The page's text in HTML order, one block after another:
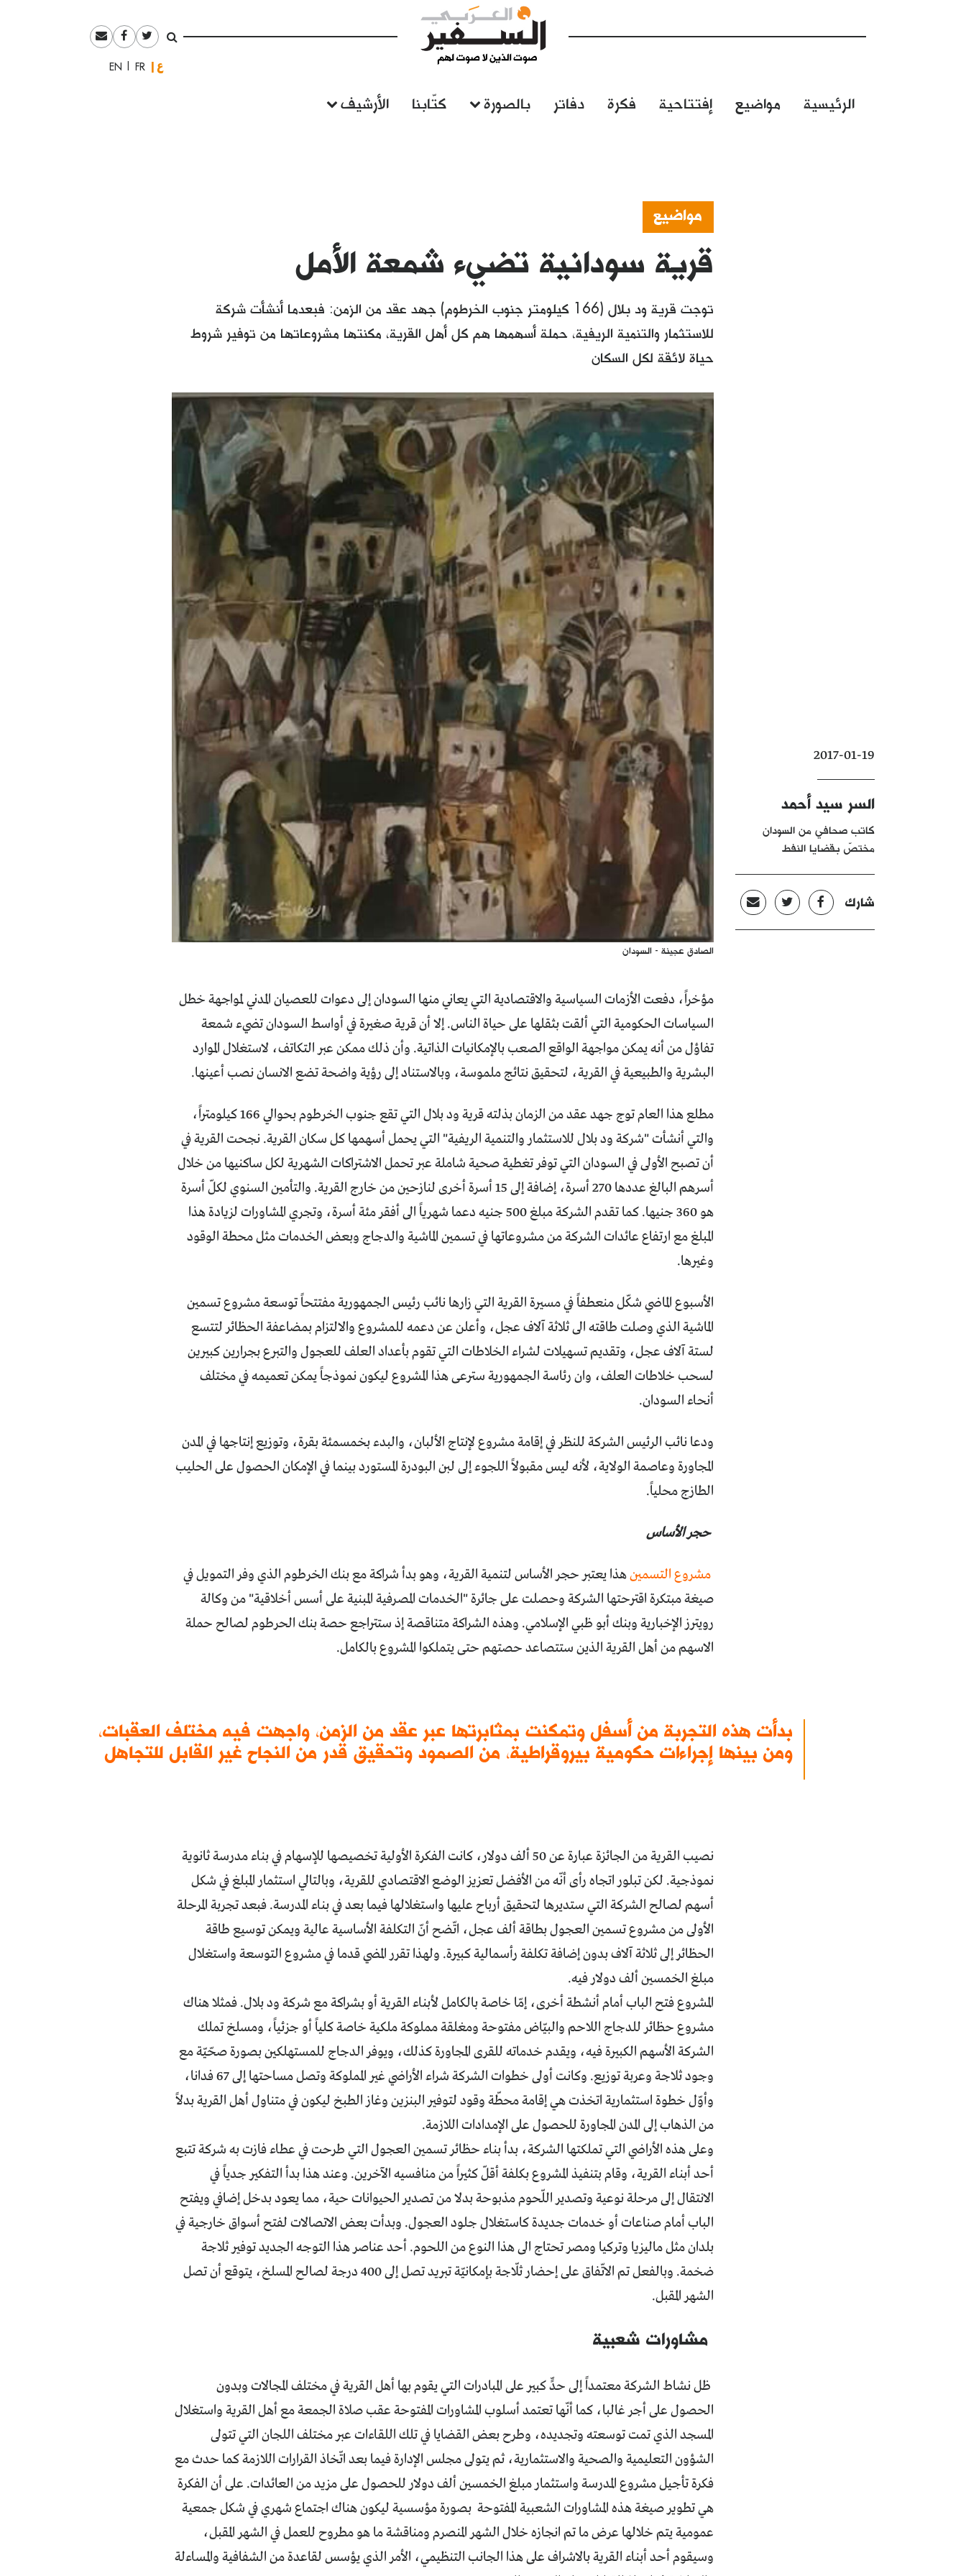
العربيةFrançais
English
الرئيسية مواضيع إفتتاحية فكرة دفاتر بالصورة كتّابنا الأرشيف
مواضيع
قرية سودانية تضيء شمعة الأمل
توجت قرية ود بلال (166 كيلومتر جنوب الخرطوم) جهد عقد من الزمن: فبعدما أنشأت شركة
للاستثمار والتنمية الريفية، حملة أسهمها هم كل أهل القرية، مكنتها مشروعاتها من توفير شروط
حياة لائقة لكل السكان
2017-01-19
السر سيد أحمد
كاتب صحافي من السودان
مختصّ بقضايا النفط
شارك
الصادق عجينة - السودان
مؤخراً، دفعت الأزمات السياسية والاقتصادية التي يعاني منها السودان إلى دعوات للعصيان المدني لمواجهة خطل
السياسات الحكومية التي ألقت بثقلها على حياة الناس. إلا أن قرية صغيرة في أواسط السودان تضيء شمعة
تفاؤل من أنه يمكن مواجهة الواقع الصعب بالإمكانيات الذاتية. وأن ذلك ممكن عبر التكاتف، لاستغلال الموارد
البشرية والطبيعية في القرية، لتحقيق نتائج ملموسة، وبالاستناد إلى رؤية واضحة تضع الانسان نصب أعينها.
مطلع هذا العام توج جهد عقد من الزمان بذلته قرية ود بلال التي تقع جنوب الخرطوم بحوالي 166 كيلومتراً،
والتي أنشأت "شركة ود بلال للاستثمار والتنمية الريفية" التي يحمل أسهمها كل سكان القرية. نجحت القرية في
أن تصبح الأولى في السودان التي توفر تغطية صحية شاملة عبر تحمل الاشتراكات الشهرية لكل ساكنيها من خلال
أسرهم البالغ عددها 270 أسرة، إضافة إلى 15 أسرة أخرى لنازحين من خارج القرية. والتأمين السنوي لكلّ أسرة
هو 360 جنيها. كما تقدم الشركة مبلغ 500 جنيه دعما شهرياً الى أفقر مئة أسرة، وتجري المشاورات لزيادة هذا
المبلغ مع ارتفاع عائدات الشركة من مشروعاتها في تسمين الماشية والدجاج وبعض الخدمات مثل محطة الوقود
وغيرها.
الأسبوع الماضي شكّل منعطفاً في مسيرة القرية التي زارها نائب رئيس الجمهورية مفتتحاً توسعة مشروع تسمين
الماشية الذي وصلت طاقته الى ثلاثة آلاف عجل، وأعلن عن دعمه للمشروع والالتزام بمضاعفة الحظائر لتتسع
لستة آلاف عجل، وتقديم تسهيلات لشراء الخلاطات التي تقوم بأعداد العلف للعجول والتبرع بجرارين كبيرين
لسحب خلاطات العلف، وان رئاسة الجمهورية سترعى هذا المشروع ليكون نموذجاً يمكن تعميمه في مختلف
أنحاء السودان.
ودعا نائب الرئيس الشركة للنظر في إقامة مشروع لإنتاج الألبان، والبدء بخمسمئة بقرة، وتوزيع إنتاجها في المدن
المجاورة وعاصمة الولاية، لأنه ليس مقبولاً اللجوء إلى لبن البودرة المستورد بينما في الإمكان الحصول على الحليب
الطازج محلياً.
حجر الأساس
مشروع التسمينهذا يعتبر حجر الأساس لتنمية القرية، وهو بدأ شراكة مع بنك الخرطوم الذي وفر التمويل في
صيغة مبتكرة اقترحتها الشركة وحصلت على جائرة "الخدمات المصرفية المبنية على أسس أخلاقية" من وكالة
رويترز الإخبارية وبنك أبو ظبي الإسلامي. وهذه الشراكة متناقصة إذ ستتراجع حصة بنك الحرطوم لصالح حملة
الاسهم من أهل القرية الذين ستتصاعد حصتهم حتى يتملكوا المشروع بالكامل.
بدأت هذه التجربة من أسفل وتمكنت بمثابرتها عبر عقد من الزمن، واجهت فيه مختلف العقبات،
ومن بينها إجراءات حكومية بيروقراطية، من الصمود وتحقيق قدر من النجاح غير القابل للتجاهل
نصيب القرية من الجائزة عبارة عن 50 ألف دولار، كانت الفكرة الأولية تخصيصها للإسهام في بناء مدرسة ثانوية
نموذجية. لكن تبلور اتجاه رأى أنّه من الأفضل تعزيز الوضع الاقتصادي للقرية، وبالتالي استثمار المبلغ في شكل
أسهم لصالح الشركة التي ستديرها لتحقيق أرباح عليها واستغلالها فيما بعد في بناء المدرسة. فبعد تجربة المرحلة
الأولى من مشروع تسمين العجول بطاقة ألف عجل، اتّضح أنّ التكلفة الأساسية عالية ويمكن توسيع طاقة
الحظائر إلى ثلاثة آلاف بدون إضافة تكلفة رأسمالية كبيرة. ولهذا تقرر المضي قدما في مشروع التوسعة واستغلال
مبلغ الخمسين ألف دولار فيه.
المشروع فتح الباب أمام أنشطة أخرى، إمّا خاصة بالكامل لأبناء القرية أو بشراكة مع شركة ود بلال. فمثلا هناك
مشروع حظائر للدجاج اللاحم والبيّاض مفتوحة ومغلقة مملوكة ملكية خاصة كلياً أو جزئياً، ومسلخ تملك
الشركة الأسهم الكبيرة فيه، ويقدم خدماته للقرى المجاورة كذلك، ويوفر الدجاج للمستهلكين بصورة صحّيّة مع
وجود ثلاجة وعربة توزيع. وكانت أولى خطوات الشركة شراء الأراضي غير المملوكة وتصل مساحتها إلى 67 فدانا،
وأوّل خطوة استثمارية اتخذت هي إقامة محطّة وقود لتوفير البنزين وغاز الطبخ ليكون في متناول أهل القرية بدلاً
من الذهاب إلى المدن المجاورة للحصول على الإمدادات اللازمة.
وعلى هذه الأراضي التي تملكتها الشركة، بدأ بناء حظائر تسمين العجول التي طرحت في عطاء فازت به شركة تتبع
أحد أبناء القرية، وقام بتنفيذ المشروع بكلفة أقلّ كثيراً من منافسيه الآخرين. وعند هذا بدأ التفكير جدياً في
الانتقال إلى مرحلة نوعية وتصدير اللّحوم مذبوحة بدلا من تصدير الحيوانات حية، مما يعود بدخل إضافي ويفتح
الباب أمام صناعات أو خدمات جديدة كاستغلال جلود العجول. وبدأت بعض الاتصالات لفتح أسواق خارجية في
بلدان مثل ماليزيا وتركيا ومصر تحتاج الى هذا النوع من اللحوم. أحد عناصر هذا التوجه الجديد توفير ثلاجة
ضخمة. وبالفعل تم الاتّفاق على إحضار ثلّاجة بإمكانيّة تبريد تصل إلى 400 درجة لصالح المسلخ، يتوقع أن تصل
الشهر المقبل.
مشاورات شعبية
ظل نشاط الشركة معتمداً إلى حدٍّ كبير على المبادرات التي يقوم بها أهل القرية في مختلف المجالات وبدون
الحصول على أجر غالبا، كما أنّها تعتمد أسلوب المشاورات المفتوحة عقب صلاة الجمعة مع أهل القرية واستغلال
المسجد الذي تمت توسعته وتجديده، وطرح بعض القضايا في تلك اللقاءات عبر مختلف اللجان التي تتولى
الشؤون التعليمية والصحية والاستثمارية، ثم يتولى مجلس الإدارة فيما بعد اتّخاذ القرارات اللازمة كما حدث مع
فكرة تأجيل مشروع المدرسة واستثمار مبلغ الخمسين ألف دولار للحصول على مزيد من العائدات. على أن الفكرة
هي تطوير صيغة هذه المشاورات الشعبية المفتوحة بصورة مؤسسية ليكون هناك اجتماع شهري في شكل جمعية
عمومية يتم خلالها عرض ما تم انجازه خلال الشهر المنصرم ومناقشة ما هو مطروح للعمل في الشهر المقبل،
وسيقوم أحد أبناء القرية بالاشراف على هذا الجانب التنظيمي، الأمر الذي يؤسس لقاعدة من الشفافية والمساءلة